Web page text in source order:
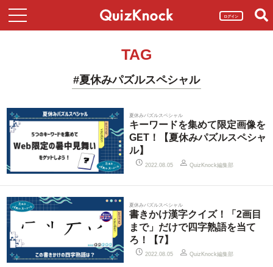
ログイン
TAG
#夏休みパズルスペシャル
夏休みパズルスペシャル
キーワードを集めて限定画像を
GET！【夏休みパズルスペシャ
ル】
2022.08.05 QuizKnock編集部
夏休みパズルスペシャル
書きかけ漢字クイズ！「2画目
まで」だけで四字熟語を当て
ろ！【7】
2022.08.05 QuizKnock編集部